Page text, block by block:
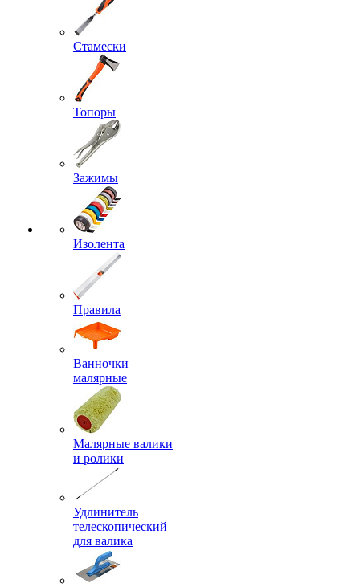
Стамески
Топоры
Зажимы
Изолента
Правила
Ванночки
малярные
Малярные валики
и ролики
Удлинитель
телескопический
для валика